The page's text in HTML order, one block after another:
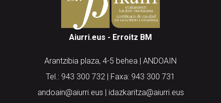
Aiurri.eus - Erroitz BM
Arantzibia plaza, 4-5 behea | ANDOAIN
Tel.: 943 300 732 | Faxa: 943 300 731
andoain@aiurri.eus | idazkaritza@aiurri.eus